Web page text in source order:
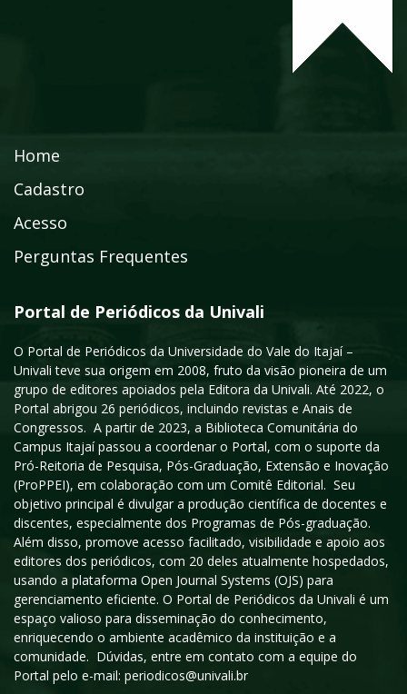
Home
Cadastro
Acesso
Perguntas Frequentes
Portal de Periódicos da Univali
O Portal de Periódicos da Universidade do Vale do Itajaí –
Univali teve sua origem em 2008, fruto da visão pioneira de um
grupo de editores apoiados pela Editora da Univali. Até 2022, o
Portal abrigou 26 periódicos, incluindo revistas e Anais de
Congressos. A partir de 2023, a Biblioteca Comunitária do
Campus Itajaí passou a coordenar o Portal, com o suporte da
Pró-Reitoria de Pesquisa, Pós-Graduação, Extensão e Inovação
(ProPPEI), em colaboração com um Comitê Editorial. Seu
objetivo principal é divulgar a produção científica de docentes e
discentes, especialmente dos Programas de Pós-graduação.
Além disso, promove acesso facilitado, visibilidade e apoio aos
editores dos periódicos, com 20 deles atualmente hospedados,
usando a plataforma Open Journal Systems (OJS) para
gerenciamento eficiente. O Portal de Periódicos da Univali é um
espaço valioso para disseminação do conhecimento,
enriquecendo o ambiente acadêmico da instituição e a
comunidade. Dúvidas, entre em contato com a equipe do
Portal pelo e-mail: periodicos@univali.br